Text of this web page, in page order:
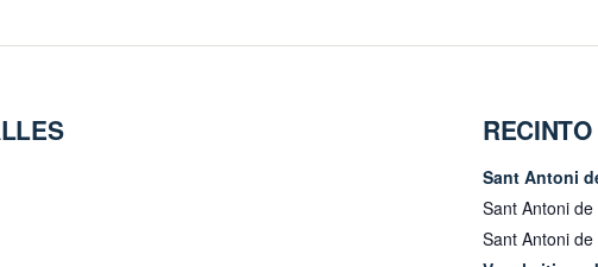
RECINTO
Sant Antoni
Sant Antoni
Sant Antoni